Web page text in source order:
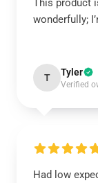
This product
wonderfully;
T Tyler
Verified
Had low